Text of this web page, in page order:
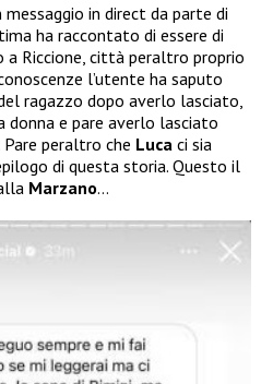
messaggio in direct da parte di
ha raccontato di essere di
a Riccione, città peraltro proprio
l’utente ha saputo
ragazzo dopo averlo lasciato,
donna e pare averlo lasciato
peraltro che Luca ci sia
di questa storia. Questo il
Marzano…